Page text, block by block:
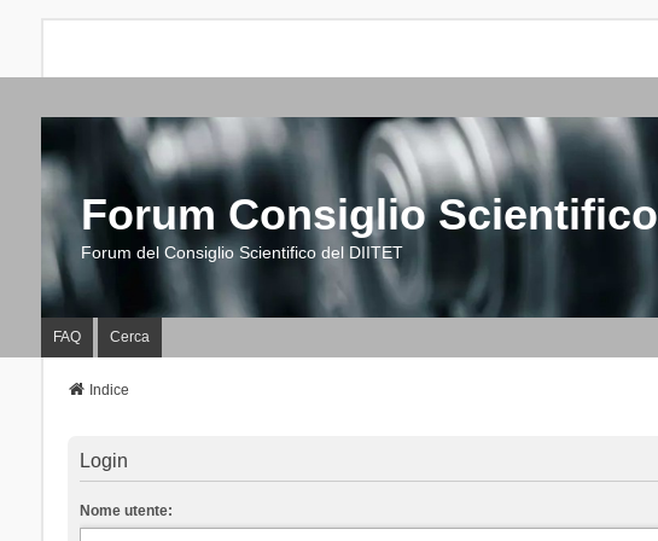
Forum Consiglio Scientifico
Forum del Consiglio Scientifico del DIITET
FAQ Cerca
Indice
Login
Nome utente: